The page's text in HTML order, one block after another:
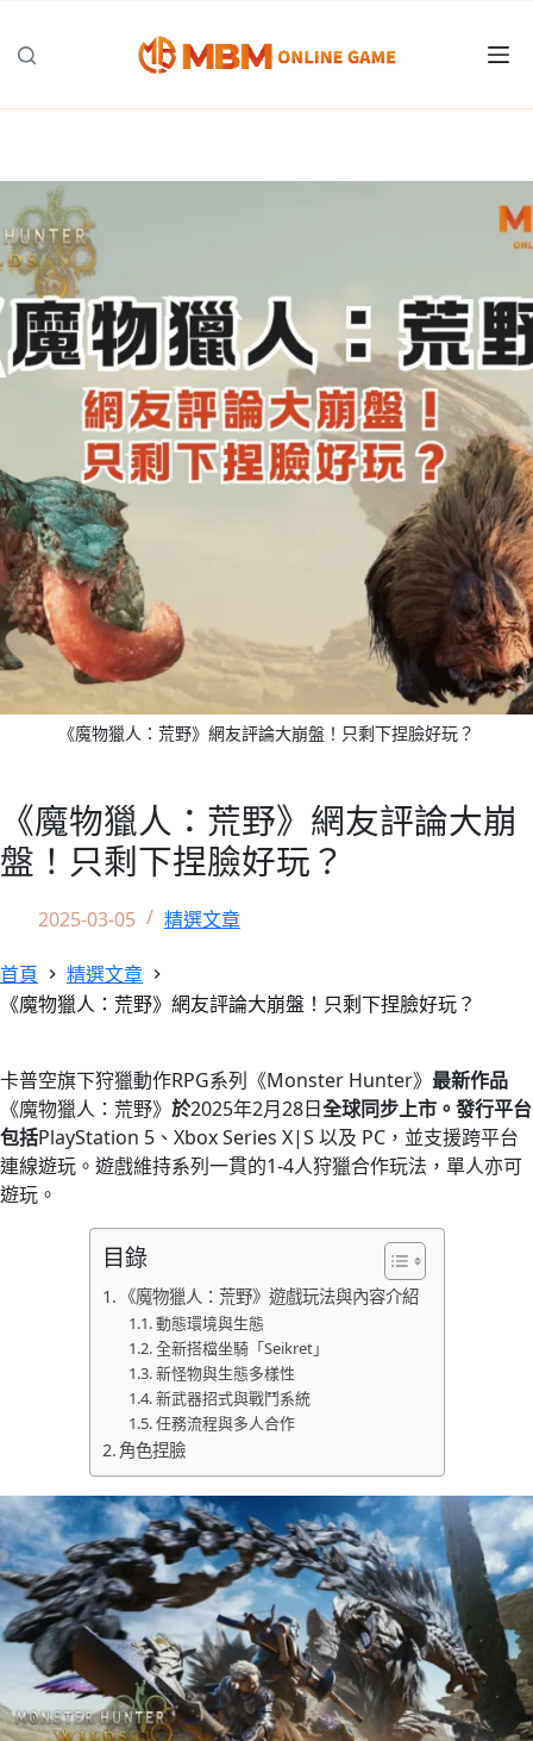
《魔物獵人：荒野》網友評論大崩盤！只剩下捏臉好玩？
《魔物獵人：荒野》網友評論大崩
盤！只剩下捏臉好玩？
2025-03-05 精選文章
首頁
精選文章
《魔物獵人：荒野》網友評論大崩盤！只剩下捏臉好玩？
卡普空旗下狩獵動作RPG系列《Monster Hunter》 最新作品
《魔物獵人：荒野》 於2025年2月28日全球同步上市。發行平台
包括PlayStation 5、Xbox Series X|S 以及 PC，並支援跨平台
連線遊玩。遊戲維持系列一貫的1-4人狩獵合作玩法，單人亦可
遊玩。
目錄
《魔物獵人：荒野》遊戲玩法與內容介紹
動態環境與生態
全新搭檔坐騎「Seikret」
新怪物與生態多樣性
新武器招式與戰鬥系統
任務流程與多人合作
角色捏臉